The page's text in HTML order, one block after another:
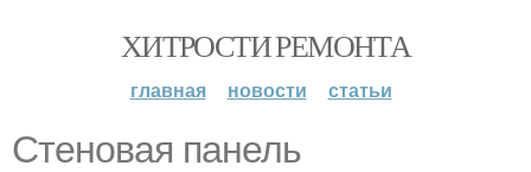
ХИТРОСТИ РЕМОНТА
главная новости статьи
Стеновая панель